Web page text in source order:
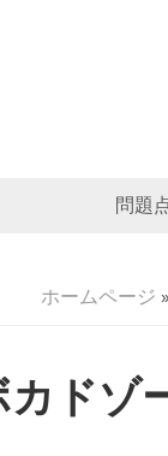
問題
ホームページ
ドゾ